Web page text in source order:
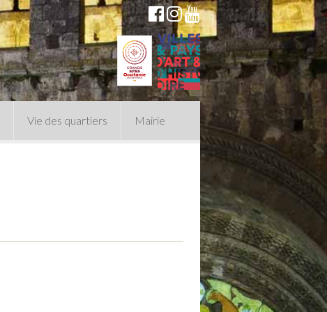
Vie des quartiers Mairie